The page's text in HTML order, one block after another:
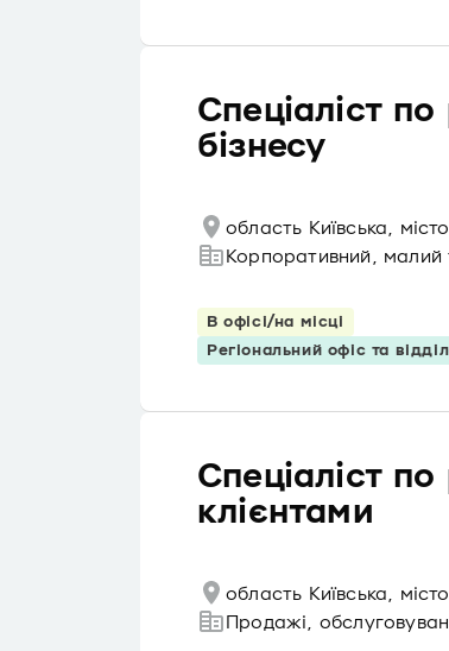
Спеціаліст
бізнесу
область Київська,
Корпоративний, малий
В офісі/на місці
Регіональний офіс та
Спеціаліст
клієнтами
область Київська,
Продажі,